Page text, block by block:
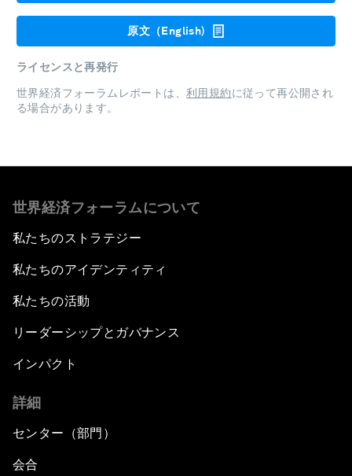
原文（English)
ライセンスと再発行
世界経済フォーラムレポートは、 利用規約に従って再公開され
る場合があります。
世界経済フォーラムについて
私たちのストラテジー
私たちのアイデンティティ
私たちの活動
リーダーシップとガバナンス
インパクト
詳細
センター（部門）
会合